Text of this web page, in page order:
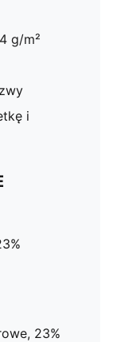
g/m²
i
23%